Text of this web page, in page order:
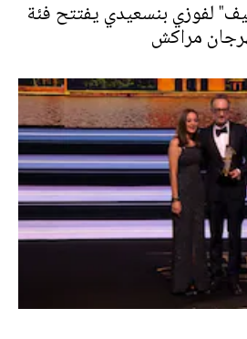
لفوزي بنسعيدي يفتتح فئة
مراكش